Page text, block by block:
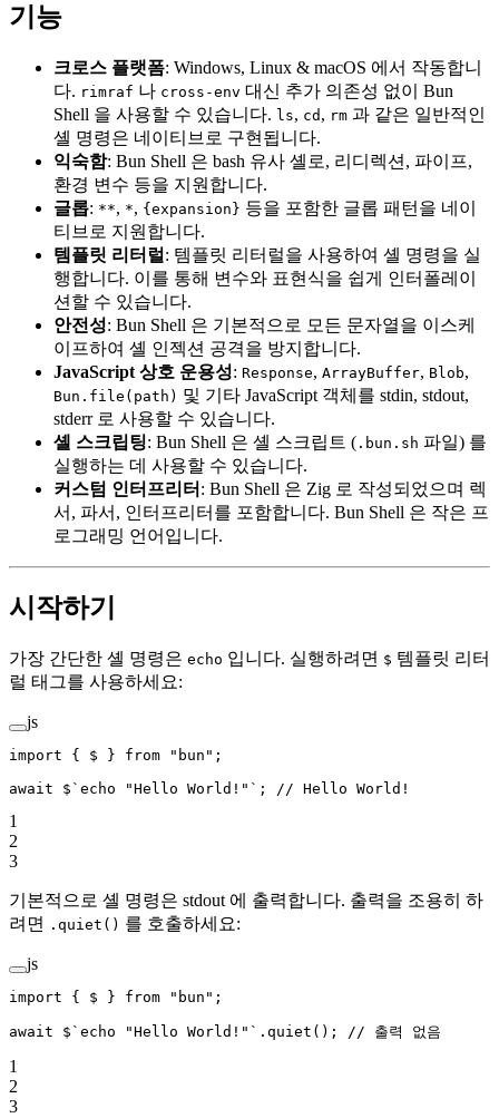
기능
크로스 플랫폼: Windows, Linux & macOS 에서 작동합니
다. rimraf 나 cross-env 대신 추가 의존성 없이 Bun
Shell 을 사용할 수 있습니다. ls, cd , rm 과 같은 일반적인
셸 명령은 네이티브로 구현됩니다.
익숙함: Bun Shell 은 bash 유사 셸로, 리디렉션, 파이프,
환경 변수 등을 지원합니다.
글롭: **, *, {expansion} 등을 포함한 글롭 패턴을 네이
티브로 지원합니다.
템플릿 리터럴 : 템플릿 리터럴을 사용하여 셸 명령을 실
행합니다. 이를 통해 변수와 표현식을 쉽게 인터폴레이
션할 수 있습니다.
안전성: Bun Shell 은 기본적으로 모든 문자열을 이스케
이프하여 셸 인젝션 공격을 방지합니다.
JavaScript 상호 운용성: Response, ArrayBuffer, Blob,
Bun.file(path) 및 기타 JavaScript 객체를 stdin, stdout,
stderr 로 사용할 수 있습니다.
셸 스크립팅: Bun Shell 은 셸 스크립트 ( .bun.sh 파일) 를
실행하는 데 사용할 수 있습니다.
커스텀 인터프리터 : Bun Shell 은 Zig 로 작성되었으며 렉
서, 파서, 인터프리터를 포함합니다. Bun Shell 은 작은 프
로그래밍 언어입니다.
시작하기
가장 간단한 셸 명령은 echo 입니다. 실행하려면 $ 템플릿 리터
럴 태그를 사용하세요:
js
import { $ } from "bun" ;
await $ `echo "Hello World!"` ; // Hello World!
1
2
3
기본적으로 셸 명령은 stdout 에 출력합니다. 출력을 조용히 하
려면
.quiet() 를 호출하세요:
js
import { $ } from "bun" ;
await $ `echo "Hello World!"` . quiet (); // 출력 없음
1
2
3